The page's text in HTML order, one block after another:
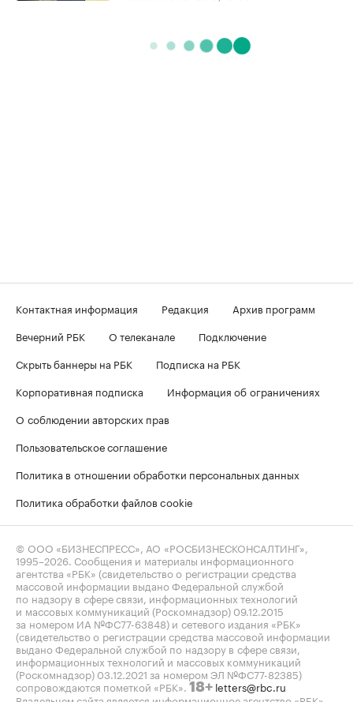
Контактная информация Редакция
Архив программ
Вечерний РБК
О телеканале
Подключение
Скрыть баннеры на РБК
Подписка на РБК
Корпоративная подписка
Информация об ограничениях
О соблюдении авторских прав
Пользовательское соглашение
Политика в отношении обработки персональных данных
Политика обработки файлов cookie
© ООО «БИЗНЕСПРЕСС», АО «РОСБИЗНЕСКОНСАЛТИНГ»,
1995–2026 . Сообщения и материалы информационного
агентства «РБК» (свидетельство о регистрации средства
массовой информации выдано Федеральной службой
по надзору в сфере связи, информационных технологий
и массовых коммуникаций (Роскомнадзор) 09.12.2015
за номером ИА №ФС77-63848) и сетевого издания «РБК»
(свидетельство о регистрации средства массовой информации
выдано Федеральной службой по надзору в сфере связи,
информационных технологий и массовых коммуникаций
(Роскомнадзор) 03.12.2021 за номером ЭЛ №ФС77-82385)
сопровождаются пометкой «РБК». 18+ letters@rbc.ru